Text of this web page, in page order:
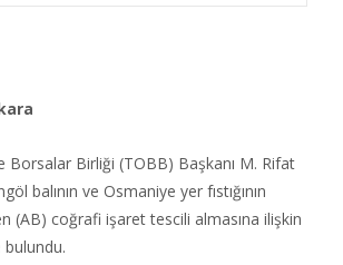
Borsalar Birliği (TOBB) Başkanı M. Rifat
balının ve Osmaniye yer fıstığının
(AB) coğrafi işaret tescili almasına ilişkin